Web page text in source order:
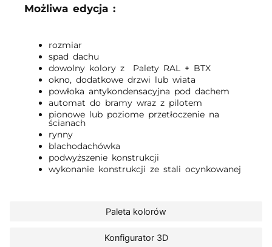
Paleta kolorów
Konfigurator 3D
Możliwa edycja :
rozmiar
spad dachu
dowolny kolory z Palety RAL + BTX
okno, dodatkowe drzwi lub wiata
powłoka antykondensacyjna pod dachem
automat do bramy wraz z pilotem
pionowe lub poziome przetłoczenie na
ścianach
rynny
blachodachówka
podwyższenie konstrukcji
wykonanie konstrukcji ze stali ocynkowanej